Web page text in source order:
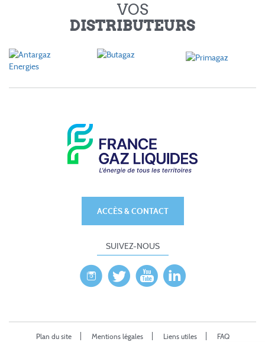
VOS
DISTRIBUTEURS
ACCÈS & CONTACT
SUIVEZ-NOUS
Plan du site Mentions légales Liens utiles FAQ